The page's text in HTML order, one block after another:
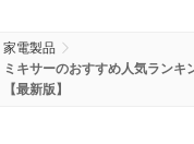
家電製品
ミキサーのおすすめ人気ラン
【最新版】